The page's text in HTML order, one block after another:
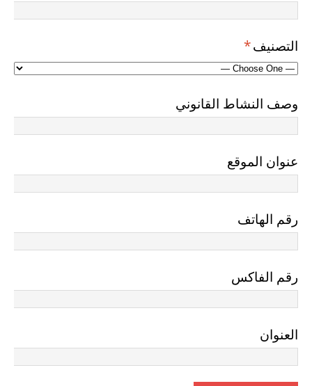
التصنيف*
وصف النشاط القانوني
عنوان الموقع
رقم الهاتف
رقم الفاكس
العنوان